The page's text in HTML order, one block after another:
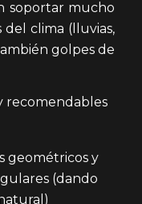
soportar mucho
del clima (lluvias,
golpes de
recomendables
geométricos y
(dando